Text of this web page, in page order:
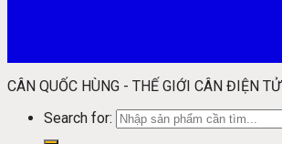
CÂN QUỐC HÙNG - THẾ GIỚI CÂN ĐIỆN TỬ
Search for: